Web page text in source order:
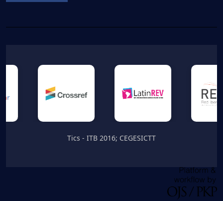
Tics - ITB 2016; CEGESICTT